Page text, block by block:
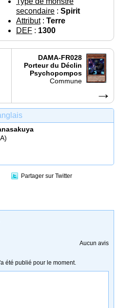
secondaire : Spirit
Attribut: Terre
DEF : 1300
DAMA-FR028
Porteur du Déclin
Psychopompos
Commune
→
Partager sur Twitter
Aucun avis
été publié pour le moment.